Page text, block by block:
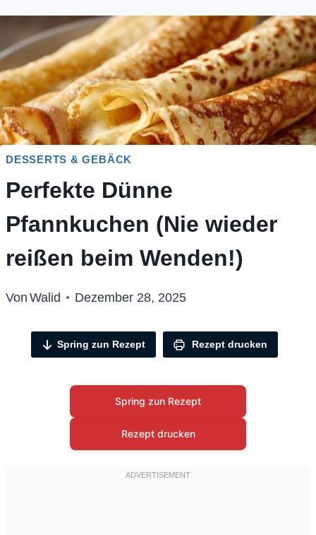
DESSERTS & GEBÄCK
Perfekte Dünne
Pfannkuchen (Nie wieder
reißen beim Wenden!)
Von Walid Dezember 28, 2025
Spring zun Rezept Rezept drucken
Spring zun Rezept
Rezept drucken